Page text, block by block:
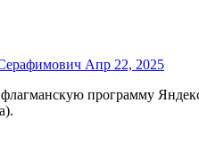
Апр 22, 2025